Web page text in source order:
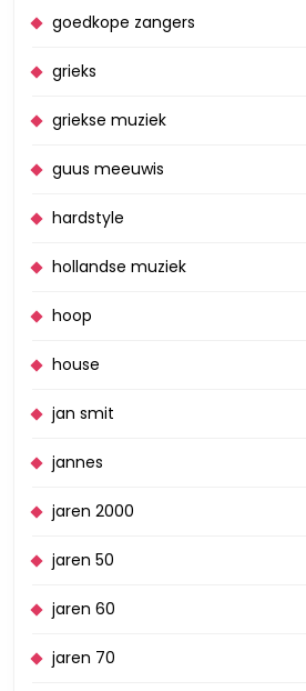
goedkope zangers
grieks
griekse muziek
guus meeuwis
hardstyle
hollandse muziek
hoop
house
jan smit
jannes
jaren 2000
jaren 50
jaren 60
jaren 70